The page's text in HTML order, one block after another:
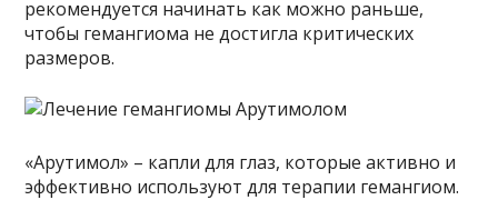
рекомендуется начинать как можно раньше,
чтобы гемангиома не достигла критических
размеров.
«Арутимол» – капли для глаз, которые активно и
эффективно используют для терапии гемангиом.